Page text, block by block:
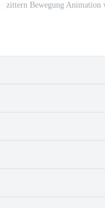
zittern Bewegung Animation